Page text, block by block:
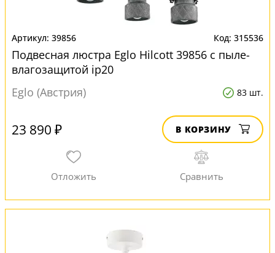
39856 315536
Подвесная люстра Eglo Hilcott 39856 с пыле-
влагозащитой ip20
Eglo (Австрия)
83 шт.
23 890 ₽ В КОРЗИНУ